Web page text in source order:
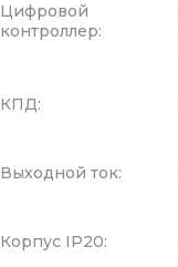
Цифровой
контроллер:
КПД:
Выходной ток:
Корпус IP20: